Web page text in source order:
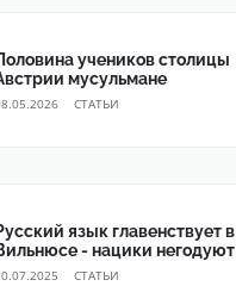
учеников столицы
мусульмане
CТАТЬИ
язык главенствует в
Вильнюсе - нацики негодуют
CТАТЬИ